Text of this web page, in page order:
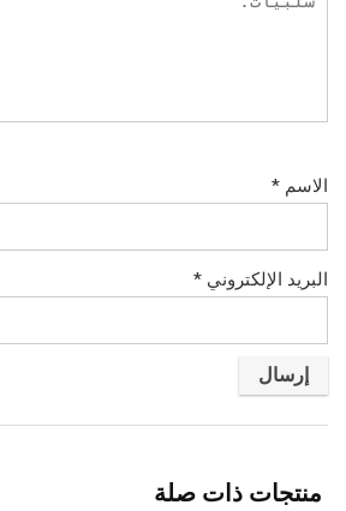
الاسم *
البريد الإلكتروني *
منتجات ذات صلة